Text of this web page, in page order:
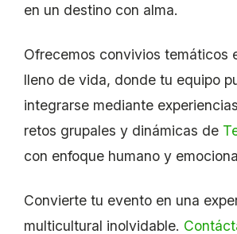
en un destino con alma.
Ofrecemos convivios temáticos
lleno de vida, donde tu equipo
integrarse mediante
retos grupales y dinámicas de
con enfoque humano y
Convierte tu evento en una
multicultural inolvidable.